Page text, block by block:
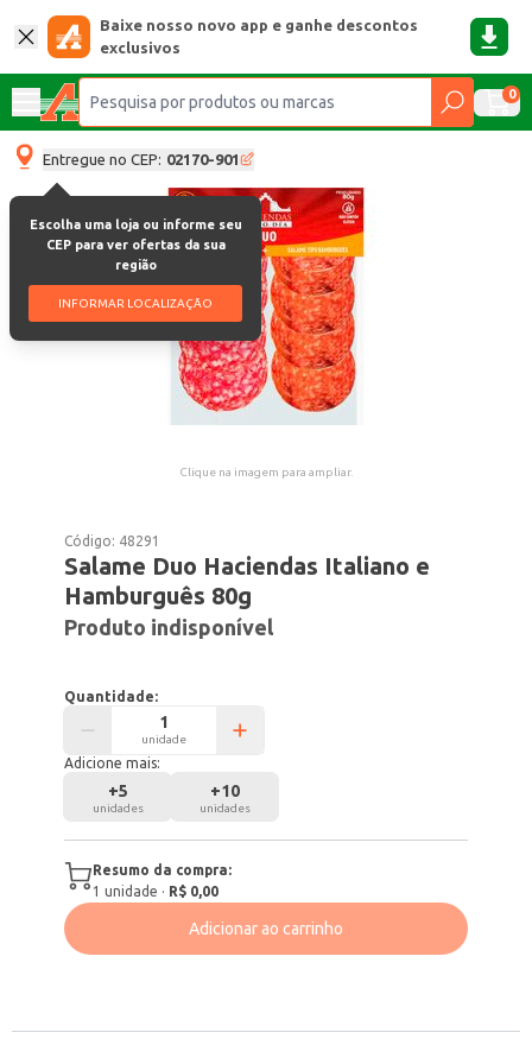
Baixe nosso novo app e ganhe descontos
exclusivos
0
Entregue no CEP: 02170-901
Escolha uma loja ou informe seu
CEP para ver ofertas da sua
região
INFORMAR LOCALIZAÇÃO
Clique na imagem para ampliar.
Código: 48291
Salame Duo Haciendas Italiano e
Hamburguês 80g
Produto indisponível
Quantidade:
unidade
Adicione mais:
+5
unidades
+10
unidades
Resumo da compra:
1 unidade · R$ 0,00
Adicionar ao carrinho